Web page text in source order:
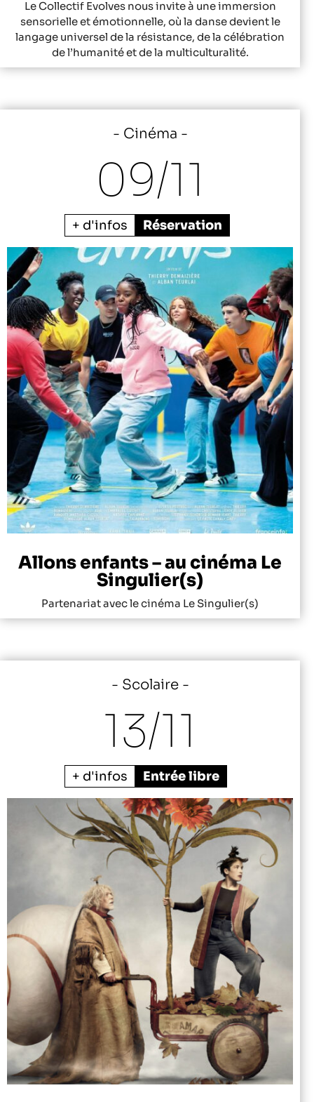
Le Collectif Evolves nous invite à une immersion
sensorielle et émotionnelle, où la danse devient le
langage universel de la résistance, de la célébration
de l’humanité et de la multiculturalité.
Cinéma
09/11
+ d'infos Réservation
Allons enfants – au cinéma Le
Singulier(s)
Partenariat avec le cinéma Le Singulier(s)
Scolaire
13/11
+ d'infos Entrée libre